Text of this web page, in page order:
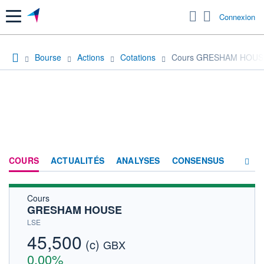
Menu Connexion
Bourse Actions Cotations Cours GRESHAM
COURS ACTUALITÉS ANALYSES CONSENSUS
Cours
GRESHAM HOUSE
LSE
45,500 (c) GBX
0,00%